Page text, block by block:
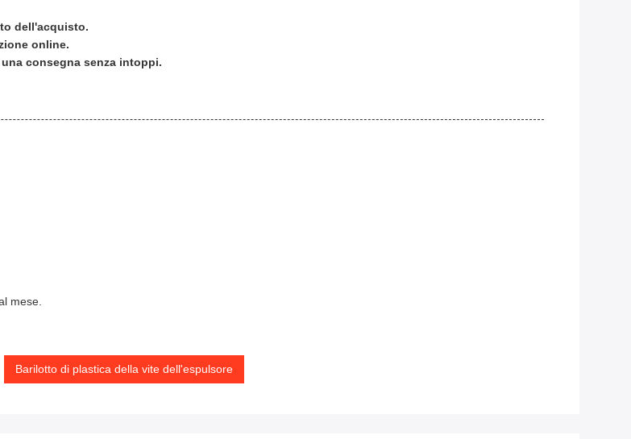
dell'acquisto.
online.
consegna senza intoppi.
mese.
Barilotto di plastica della vite dell'espulsore